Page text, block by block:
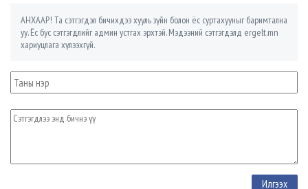
АНХААР! Та сэтгэгдэл бичихдээ хууль зүйн болон ёс суртахууныг баримтална
уу. Ёс бус сэтгэгдлийг админ устгах эрхтэй. Мэдээний сэтгэгдэлд ergelt.mn
хариуцлага хүлээхгүй.